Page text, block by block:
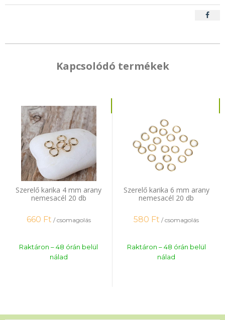
Kapcsolódó termékek
Szerelő karika 4 mm arany
nemesacél 20 db
660 Ft / csomagolás
Raktáron – 48 órán belül
nálad
Szerelő karika 6 mm arany
nemesacél 20 db
580 Ft / csomagolás
Raktáron – 48 órán belül
nálad